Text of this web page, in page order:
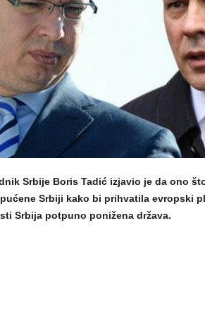
Srbije Boris Tadić izjavio je da ono
Srbiji kako bi prihvatila evropski
Srbija potpuno ponižena država.